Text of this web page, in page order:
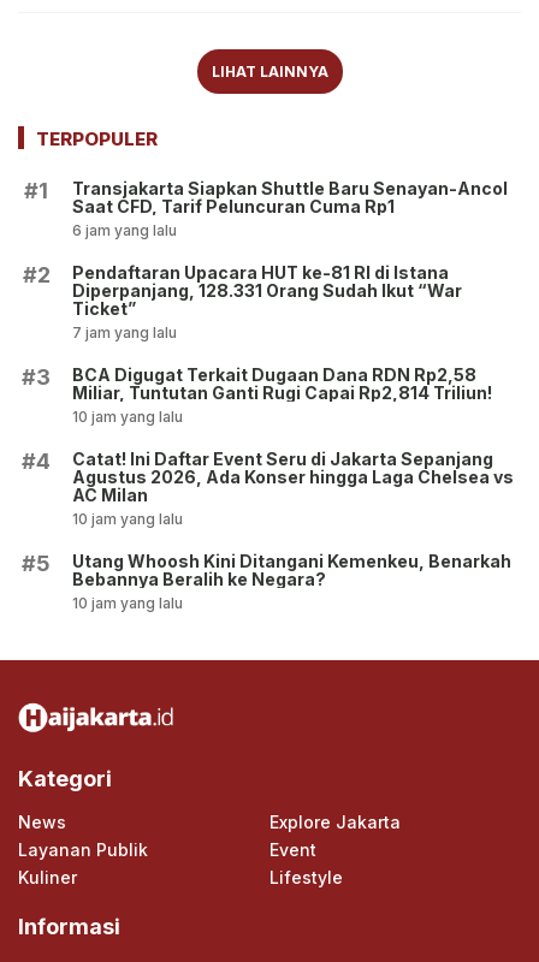
LIHAT LAINNYA
TERPOPULER
#1
Transjakarta Siapkan Shuttle Baru Senayan-Ancol
Saat CFD, Tarif Peluncuran Cuma Rp1
6 jam yang lalu
#2
Pendaftaran Upacara HUT ke-81 RI di Istana
Diperpanjang, 128.331 Orang Sudah Ikut “War
Ticket”
7 jam yang lalu
#3
BCA Digugat Terkait Dugaan Dana RDN Rp2,58
Miliar, Tuntutan Ganti Rugi Capai Rp2,814 Triliun!
10 jam yang lalu
#4
Catat! Ini Daftar Event Seru di Jakarta Sepanjang
Agustus 2026, Ada Konser hingga Laga Chelsea vs
AC Milan
10 jam yang lalu
#5
Utang Whoosh Kini Ditangani Kemenkeu, Benarkah
Bebannya Beralih ke Negara?
10 jam yang lalu
Kategori
News
Explore Jakarta
Layanan Publik
Event
Kuliner
Lifestyle
Informasi